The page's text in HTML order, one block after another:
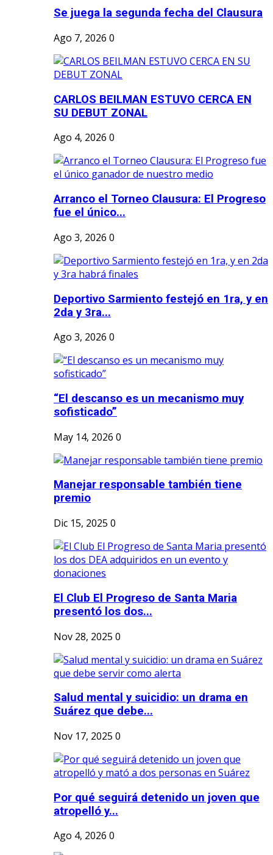
Se juega la segunda fecha del Clausura
Ago 7, 2026 0
CARLOS BEILMAN ESTUVO CERCA EN
SU DEBUT ZONAL
Ago 4, 2026 0
Arranco el Torneo Clausura: El Progreso
fue el único...
Ago 3, 2026 0
Deportivo Sarmiento festejó en 1ra, y en
2da y 3ra...
Ago 3, 2026 0
“El descanso es un mecanismo muy
sofisticado”
May 14, 2026 0
Manejar responsable también tiene
premio
Dic 15, 2025 0
El Club El Progreso de Santa Maria
presentó los dos...
Nov 28, 2025 0
Salud mental y suicidio: un drama en
Suárez que debe...
Nov 17, 2025 0
Por qué seguirá detenido un joven que
atropelló y...
Ago 4, 2026 0